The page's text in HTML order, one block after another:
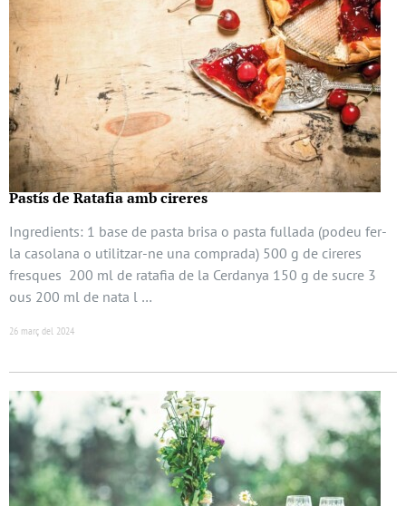
Pastís de Ratafia amb cireres
Ingredients: 1 base de pasta brisa o pasta fullada (podeu fer-
la casolana o utilitzar-ne una comprada) 500 g de cireres
fresques 200 ml de ratafia de la Cerdanya 150 g de sucre 3
ous 200 ml de nata l …
26 març del 2024